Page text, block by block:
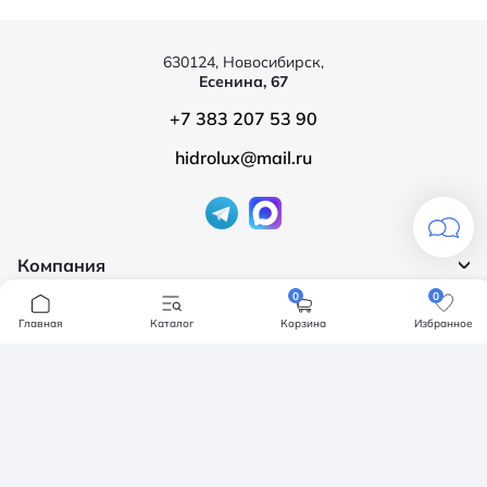
Компания
О компании
Продукция
630124, Новосибирск,
Есенина, 67
+7 383 207 53 90
hidrolux@mail.ru
Главная Каталог
0
Корзина
0
Избранное